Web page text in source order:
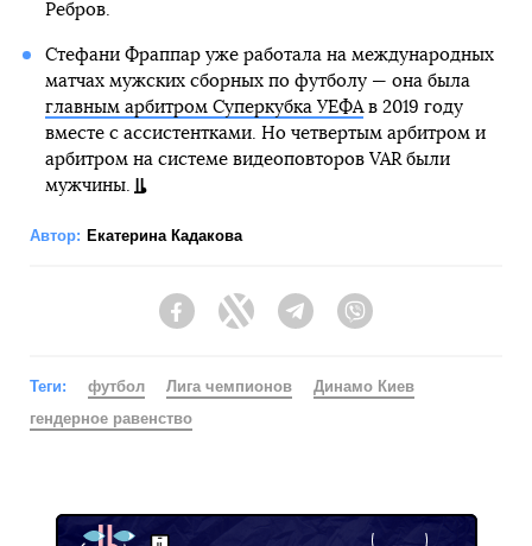
Ребров.
Стефани Фраппар уже работала на международных
матчах мужских сборных по футболу — она была
главным арбитром Суперкубка УЕФАв 2019 году
вместе с ассистентками. Но четвертым арбитром и
арбитром на системе видеоповторов VAR были
мужчины.
Автор: Екатерина Кадакова
FacebookTwitter Telegram
Теги: футбол Лига чемпионов
Динамо Киев
гендерное равенство